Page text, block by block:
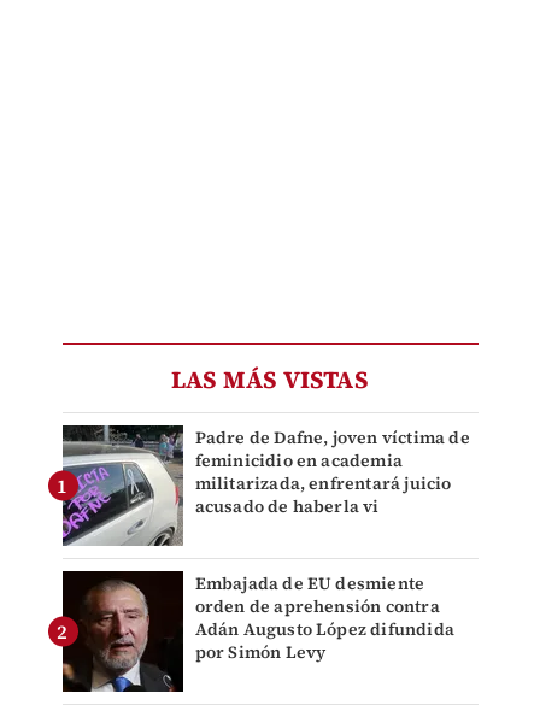
LAS MÁS VISTAS
Padre de Dafne, joven víctima de
feminicidio en academia
militarizada, enfrentará juicio
acusado de haberla vi
Embajada de EU desmiente
orden de aprehensión contra
Adán Augusto López difundida
por Simón Levy